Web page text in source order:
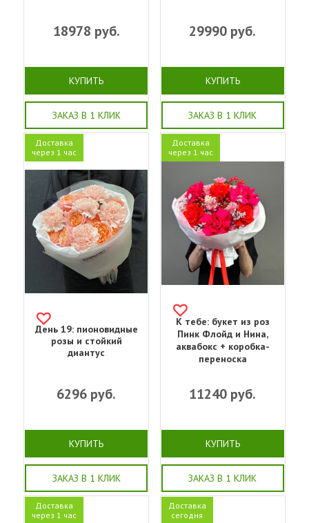
18978 руб.
КУПИТЬ
ЗАКАЗ В 1 КЛИК
29990 руб.
КУПИТЬ
ЗАКАЗ В 1 КЛИК
Доставка
через 1 час
День 19: пионовидные
розы и стойкий
диантус
6296 руб.
КУПИТЬ
ЗАКАЗ В 1 КЛИК
Доставка
через 1 час
К тебе: букет из роз
Пинк Флойд и Нина,
аквабокс + коробка-
переноска
11240 руб.
КУПИТЬ
ЗАКАЗ В 1 КЛИК
Доставка
через 1 час
Доставка
сегодня